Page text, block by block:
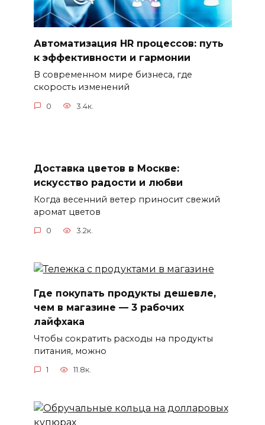
Автоматизация HR процессов: путь
к эффективности и гармонии
В современном мире бизнеса, где
скорость изменений
0 3.4к.
Доставка цветов в Москве:
искусство радости и любви
Когда весенний ветер приносит свежий
аромат цветов
0 3.2к.
Где покупать продукты дешевле,
чем в магазине — 3 рабочих
лайфхака
Чтобы сократить расходы на продукты
питания, можно
1 11.8к.